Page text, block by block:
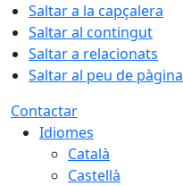
Saltar a la capçalera
Saltar al contingut
Saltar a relacionats
Saltar al peu de pàgina
Contactar
Idiomes
Català
Castellà